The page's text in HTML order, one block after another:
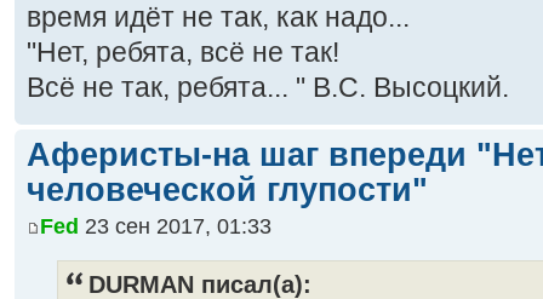
время идёт не так, как надо...
"Нет, ребята, всё не так!
Всё не так, ребята... " В.С. Высоцкий.
Аферисты-на шаг впереди
человеческой глупости"
Fed 23 сен 2017, 01:33
DURMAN писал(а):